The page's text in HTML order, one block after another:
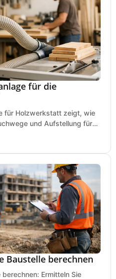
für die
für Holzwerkstatt zeigt, wie
und Aufstellung für
Baustelle berechnen
Ermitteln Sie